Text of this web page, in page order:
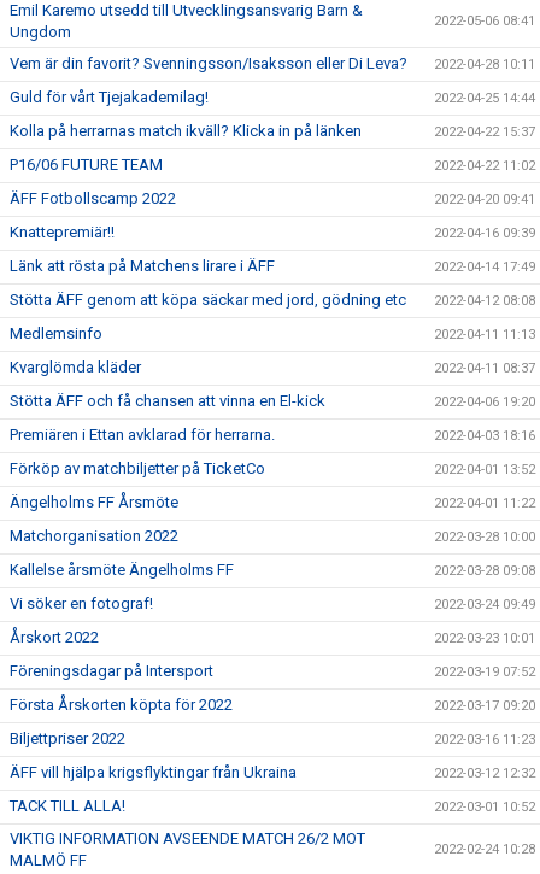
Emil Karemo utsedd till Utvecklingsansvarig Barn &
Ungdom
2022-05-06 08:41
Vem är din favorit? Svenningsson/Isaksson eller Di Leva? 2022-04-28 10:11
Guld för vårt Tjejakademilag! 2022-04-25 14:44
Kolla på herrarnas match ikväll? Klicka in på länken 2022-04-22 15:37
P16/06 FUTURE TEAM 2022-04-22 11:02
ÄFF Fotbollscamp 2022 2022-04-20 09:41
Knattepremiär!! 2022-04-16 09:39
Länk att rösta på Matchens lirare i ÄFF 2022-04-14 17:49
Stötta ÄFF genom att köpa säckar med jord, gödning etc 2022-04-12 08:08
Medlemsinfo 2022-04-11 11:13
Kvarglömda kläder 2022-04-11 08:37
Stötta ÄFF och få chansen att vinna en El-kick 2022-04-06 19:20
Premiären i Ettan avklarad för herrarna. 2022-04-03 18:16
Förköp av matchbiljetter på TicketCo 2022-04-01 13:52
Ängelholms FF Årsmöte 2022-04-01 11:22
Matchorganisation 2022 2022-03-28 10:00
Kallelse årsmöte Ängelholms FF 2022-03-28 09:08
Vi söker en fotograf! 2022-03-24 09:49
Årskort 2022 2022-03-23 10:01
Föreningsdagar på Intersport 2022-03-19 07:52
Första Årskorten köpta för 2022 2022-03-17 09:20
Biljettpriser 2022 2022-03-16 11:23
ÄFF vill hjälpa krigsflyktingar från Ukraina 2022-03-12 12:32
TACK TILL ALLA! 2022-03-01 10:52
VIKTIG INFORMATION AVSEENDE MATCH 26/2 MOT
MALMÖ FF
2022-02-24 10:28